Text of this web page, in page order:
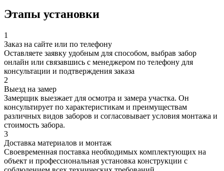
Этапы установки
1
Заказ на сайте или по телефону
Оставляете заявку удобным для способом, выбрав забор
онлайн или связавшись с менеджером по телефону для
консультации и подтверждения заказа
2
Выезд на замер
Замерщик выезжает для осмотра и замера участка. Он
консультирует по характеристикам и преимуществам
различных видов заборов и согласовывает условия монтажа и
стоимость забора.
3
Доставка материалов и монтаж
Своевременная поставка необходимых комплектующих на
объект и профессиональная установка конструкции с